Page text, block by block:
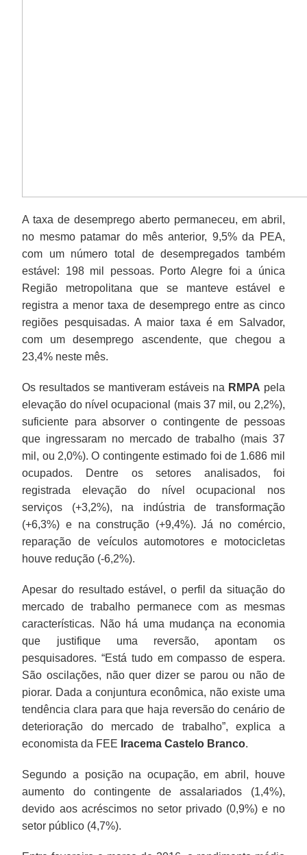
A taxa de desemprego aberto permaneceu, em abril,
no mesmo patamar do mês anterior, 9,5% da PEA,
com um número total de desempregados também
estável: 198 mil pessoas. Porto Alegre foi a única
Região metropolitana que se manteve estável e
registra a menor taxa de desemprego entre as cinco
regiões pesquisadas. A maior taxa é em Salvador,
com um desemprego ascendente, que chegou a
23,4% neste mês.
Os resultados se mantiveram estáveis na RMPA pela
elevação do nível ocupacional (mais 37 mil, ou 2,2%),
suficiente para absorver o contingente de pessoas
que ingressaram no mercado de trabalho (mais 37
mil, ou 2,0%). O contingente estimado foi de 1.686 mil
ocupados. Dentre os setores analisados, foi
registrada elevação do nível ocupacional nos
serviços (+3,2%), na indústria de transformação
(+6,3%) e na construção (+9,4%). Já no comércio,
reparação de veículos automotores e motocicletas
houve redução (-6,2%).
Apesar do resultado estável, o perfil da situação do
mercado de trabalho permanece com as mesmas
características. Não há uma mudança na economia
que justifique uma reversão, apontam os
pesquisadores. “Está tudo em compasso de espera.
São oscilações, não quer dizer se parou ou não de
piorar. Dada a conjuntura econômica, não existe uma
tendência clara para que haja reversão do cenário de
deterioração do mercado de trabalho”, explica a
economista da FEE Iracema Castelo Branco.
Segundo a posição na ocupação, em abril, houve
aumento do contingente de assalariados (1,4%),
devido aos acréscimos no setor privado (0,9%) e no
setor público (4,7%).